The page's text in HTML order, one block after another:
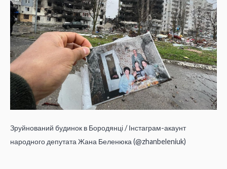
Зруйнований будинок в Бородянці / Інстаграм-акаунт
народного депутата Жана Беленюка (@zhanbeleniuk)